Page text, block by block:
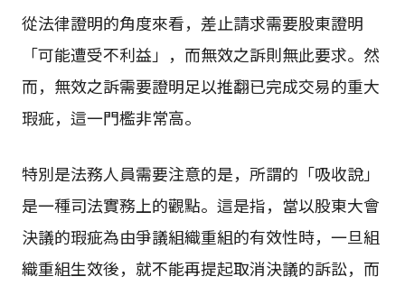
從法律證明的角度來看，差止請求需要股東證明
「可能遭受不利益」，而無效之訴則無此要求。然
而，無效之訴需要證明足以推翻已完成交易的重大
瑕疵，這一門檻非常高。
特別是法務人員需要注意的是，所謂的「吸收說」
是一種司法實務上的觀點。這是指，當以股東大會
決議的瑕疵為由爭議組織重組的有效性時，一旦組
織重組生效後，就不能再提起取消決議的訴訟，而